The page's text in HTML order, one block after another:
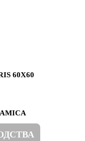
60X60